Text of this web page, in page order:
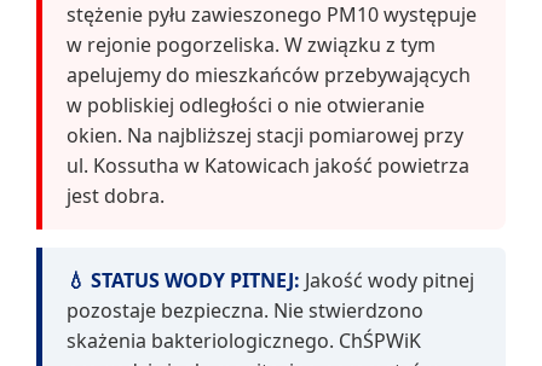
stężenie pyłu zawieszonego PM10 występuje
w rejonie pogorzeliska. W związku z tym
apelujemy do mieszkańców przebywających
w pobliskiej odległości o nie otwieranie
okien. Na najbliższej stacji pomiarowej przy
ul. Kossutha w Katowicach jakość powietrza
jest dobra.
💧 STATUS WODY PITNEJ: Jakość wody pitnej
pozostaje bezpieczna. Nie stwierdzono
skażenia bakteriologicznego. ChŚPWiK